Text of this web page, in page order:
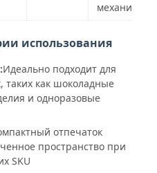
механизм
использования
Идеально подходит для
таких как шоколадные
и одноразовые
отпечаток
пространство при
SKU